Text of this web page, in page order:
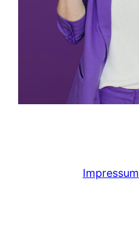
Impressum